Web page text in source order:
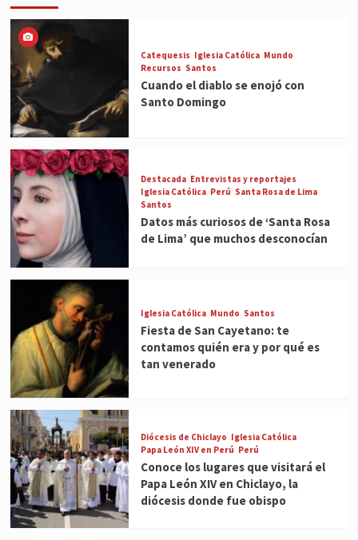
Catequesis Iglesia Católica Mundo
Recursos Santos
Cuando el diablo se enojó con
Santo Domingo
Destacada Entrevistas y reportajes
Iglesia Católica Perú Santa Rosa de Lima
Santos
Datos más curiosos de ‘Santa Rosa
de Lima’ que muchos desconocían
Iglesia Católica Mundo Santos
Fiesta de San Cayetano: te
contamos quién era y por qué es
tan venerado
Diócesis de Chiclayo Iglesia Católica
Papa León XIV en Perú Perú
Conoce los lugares que visitará el
Papa León XIV en Chiclayo, la
diócesis donde fue obispo